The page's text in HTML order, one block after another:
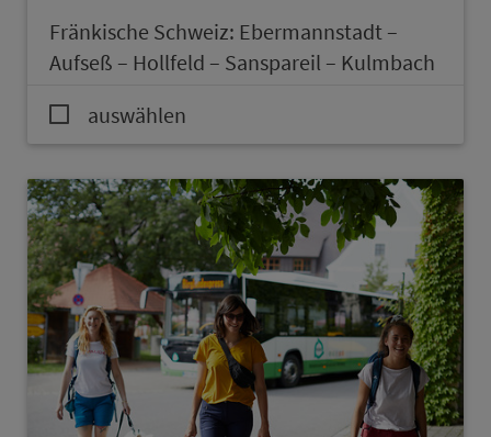
Frän­kische Schweiz: Ebermannstadt –
Aufseß – Hollfeld – Sanspareil – Kulmbach
auswählen